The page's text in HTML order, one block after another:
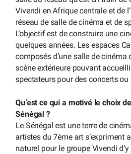
Vivendi en Afrique centrale et de
réseau de salle de cinéma et de
L’objectif est de construire une
quelques années. Les espaces
composés d’une salle de cinéma
scène extérieure pouvant
spectateurs pour des concerts ou
Qu’est ce qui a motivé le choix
Sénégal ?
Le Sénégal est une terre de
artistes du 7ème art s’expriment
naturel pour le groupe Vivendi